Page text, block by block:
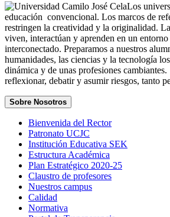
Los
educación convencional. Los marcos de
restringen la creatividad y la originalidad.
viven, interactúan y aprenden en un entorno
interconectado. Preparamos a nuestros
humanidades, las ciencias y la tecnología
dinámica y de unas profesiones cambiantes.
reflexionar, debatir y asumir riesgos, tanto
Sobre Nosotros
Bienvenida del Rector
Patronato UCJC
Institución Educativa SEK
Estructura Académica
Plan Estratégico 2020-25
Claustro de profesores
Nuestros campus
Calidad
Normativa